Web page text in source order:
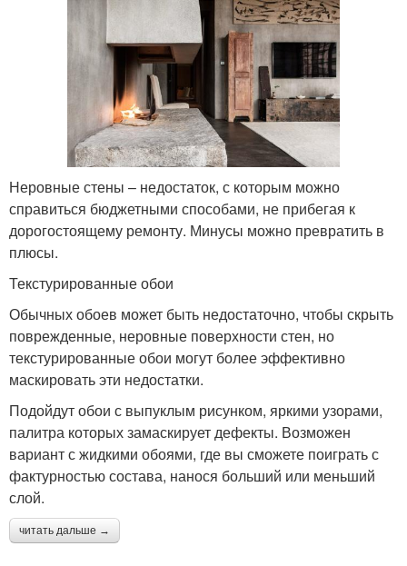
Неровные стены – недостаток, с которым можно
справиться бюджетными способами, не прибегая к
дорогостоящему ремонту. Минусы можно превратить в
плюсы.
Текстурированные обои
Обычных обоев может быть недостаточно, чтобы скрыть
поврежденные, неровные поверхности стен, но
текстурированные обои могут более эффективно
маскировать эти недостатки.
Подойдут обои с выпуклым рисунком, яркими узорами,
палитра которых замаскирует дефекты. Возможен
вариант с жидкими обоями, где вы сможете поиграть с
фактурностью состава, нанося больший или меньший
слой.
читать дальше →